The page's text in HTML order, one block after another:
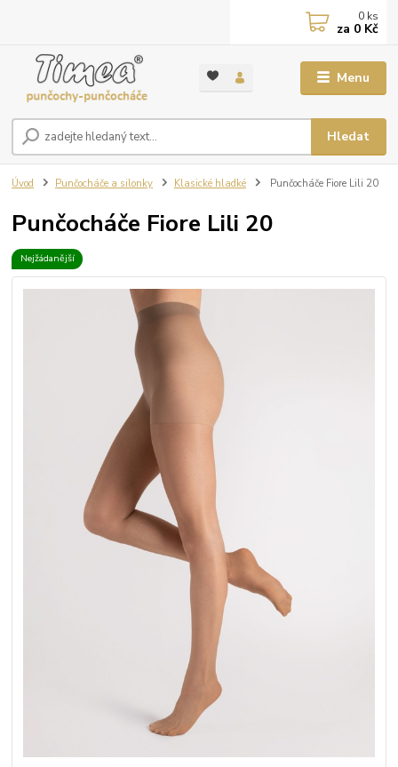
Menu
Hledat
0 ks
za 0 Kč
Úvod Punčocháče a silonky Klasické hladké Punčocháče Fiore Lili 20
Punčocháče Fiore Lili 20
Nejžádanější